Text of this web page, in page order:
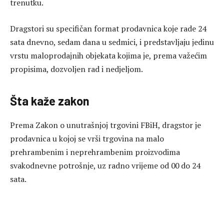
trenutku.
Dragstori su specifičan format prodavnica koje rade 24
sata dnevno, sedam dana u sedmici, i predstavljaju jedinu
vrstu maloprodajnih objekata kojima je, prema važećim
propisima, dozvoljen rad i nedjeljom.
Šta kaže zakon
Prema Zakon o unutrašnjoj trgovini FBiH, dragstor je
prodavnica u kojoj se vrši trgovina na malo
prehrambenim i neprehrambenim proizvodima
svakodnevne potrošnje, uz radno vrijeme od 00 do 24
sata.